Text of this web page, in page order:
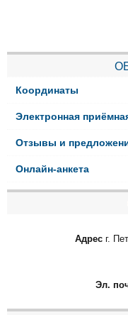
Координаты
Электронная
Отзывы и
Онлайн-анкета
Адрес г.
Эл.